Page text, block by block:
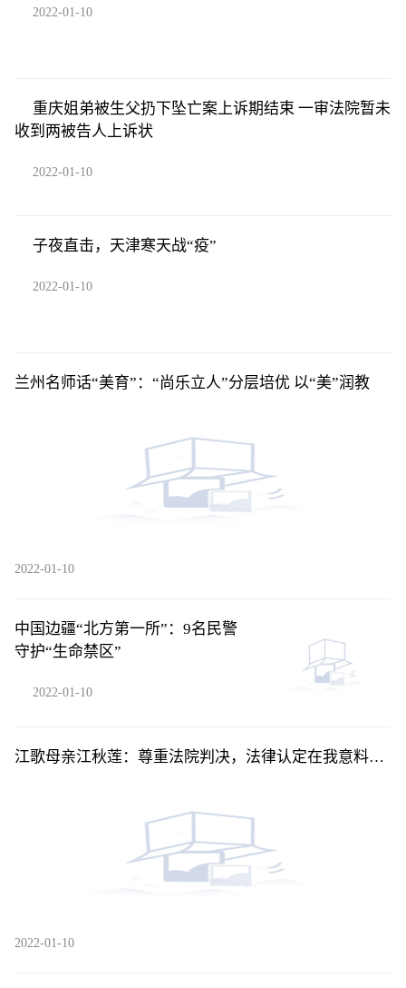
2022-01-10
重庆姐弟被生父扔下坠亡案上诉期结束 一审法院暂未
收到两被告人上诉状
2022-01-10
子夜直击，天津寒天战“疫”
2022-01-10
兰州名师话“美育”：“尚乐立人”分层培优 以“美”润教
2022-01-10
中国边疆“北方第一所”：9名民警
守护“生命禁区”
2022-01-10
江歌母亲江秋莲：尊重法院判决，法律认定在我意料之
2022-01-10